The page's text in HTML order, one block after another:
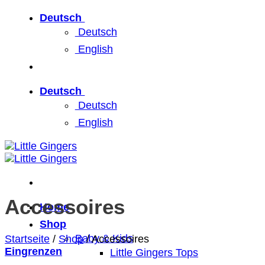
Deutsch
Deutsch
English
Deutsch
Deutsch
English
Home
Shop
Baby & Kids
Little Gingers Tops
Accessoires
Startseite / Shop /Accessoires
Eingrenzen